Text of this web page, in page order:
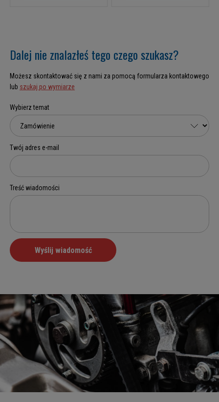
Dalej nie znalazłeś tego czego szukasz?
Możesz skontaktować się z nami za pomocą formularza kontaktowego
lub szukaj po wymiarze